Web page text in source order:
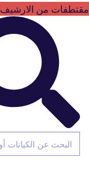
مقتطفات من الارشيف